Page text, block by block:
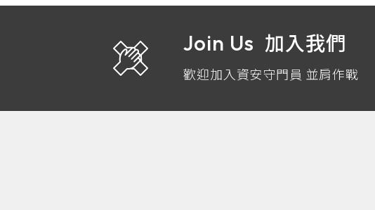
Join Us 加入我們
歡迎加入資安守門員 並肩作戰